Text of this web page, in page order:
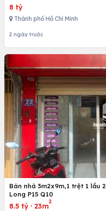
8 tỷ
Thành phố Hồ Chí Minh
2 ngày trước
Bán nhà 3m2x9m,1 trệt 1 lầu
Long P15 Q10
8.5 tỷ · 23m
2